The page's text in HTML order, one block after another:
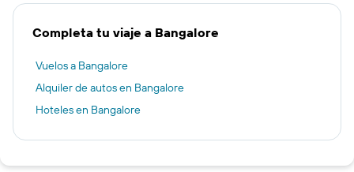
Completa tu viaje a Bangalore
Vuelos a Bangalore
Alquiler de autos en Bangalore
Hoteles en Bangalore